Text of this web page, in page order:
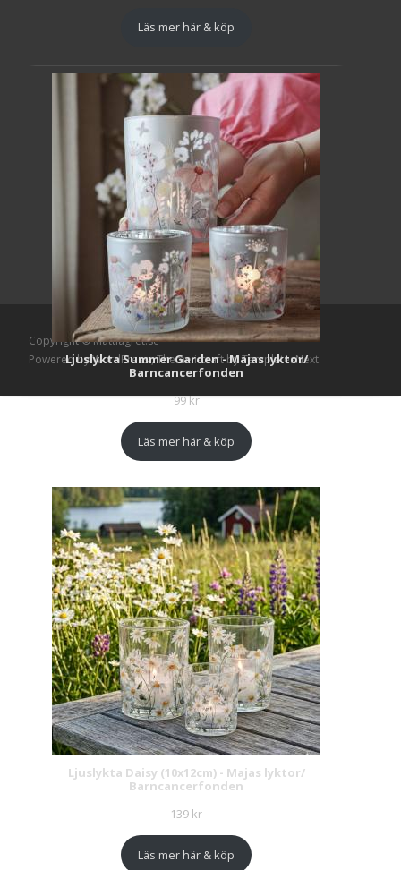
Läs mer här & köp
Ljuslykta Summer Garden - Majas lyktor/
Barncancerfonden
99kr
Läs mer här & köp
Ljuslykta Daisy (10x12cm) - Majas lyktor/
Barncancerfonden
139 kr
Läs mer här & köp
Copyright © Mattlagret.se
Powered by WordPress, Themei-craftby TemplatesNext.